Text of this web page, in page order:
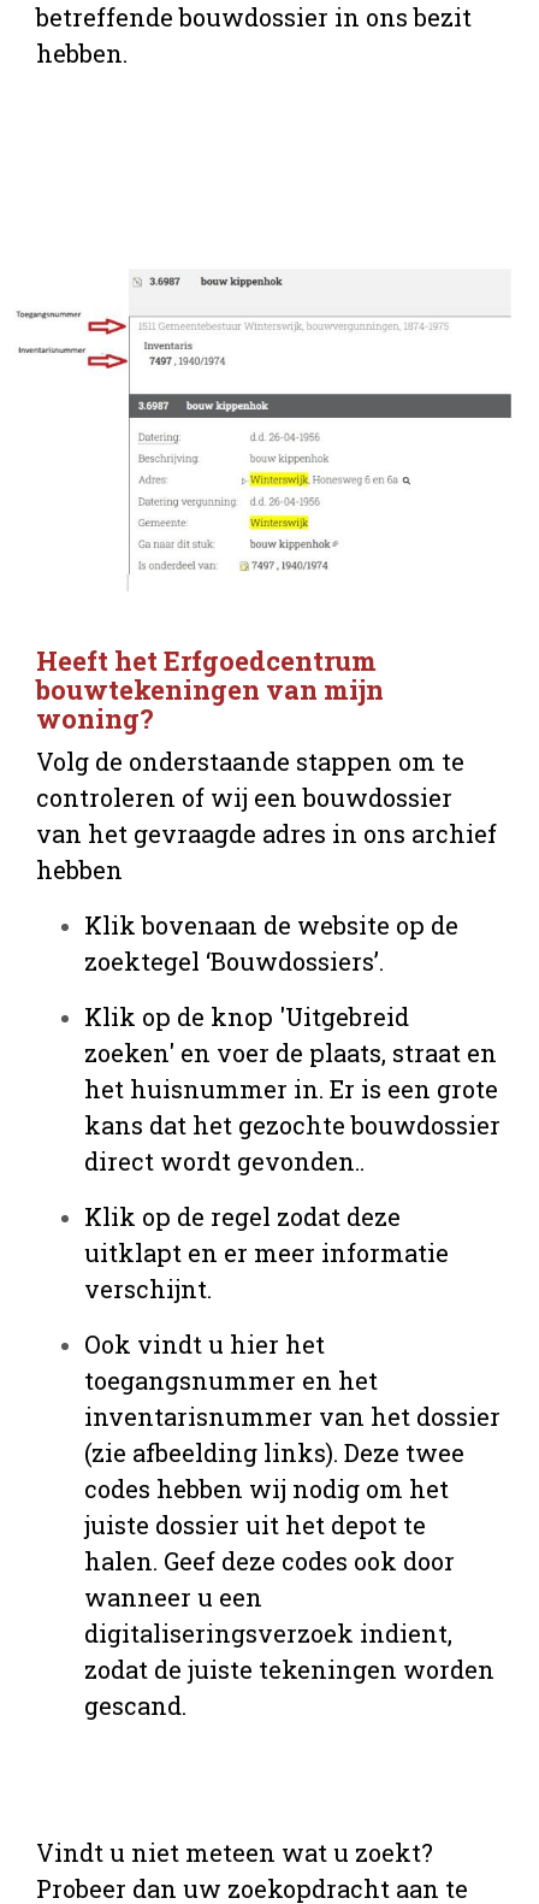
betreffende bouwdossier in ons bezit
hebben.
Heeft het Erfgoedcentrum
bouwtekeningen van mijn
woning?
Volg de onderstaande stappen om te
controleren of wij een bouwdossier
van het gevraagde adres in ons archief
hebben
Klik bovenaan de website op de
zoektegel ‘Bouwdossiers’.
Klik op de knop 'Uitgebreid
zoeken' en voer de plaats, straat en
het huisnummer in. Er is een grote
kans dat het gezochte bouwdossier
direct wordt gevonden..
Klik op de regel zodat deze
uitklapt en er meer informatie
verschijnt.
Ook vindt u hier het
toegangsnummer en het
inventarisnummer van het dossier
(zie afbeelding links). Deze twee
codes hebben wij nodig om het
juiste dossier uit het depot te
halen. Geef deze codes ook door
wanneer u een
digitaliseringsverzoek indient,
zodat de juiste tekeningen worden
gescand.
Vindt u niet meteen wat u zoekt?
Probeer dan uw zoekopdracht aan te